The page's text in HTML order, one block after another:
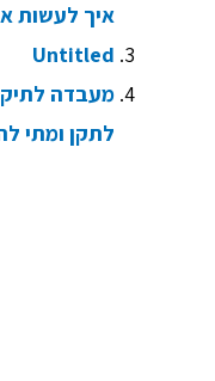
איך לעשות
Untitled
מעבדה
לתקן ומתי